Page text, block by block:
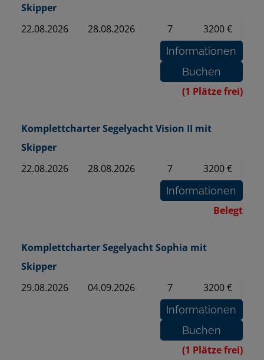
Skipper
22.08.2026
28.08.2026 7 3200 €
(1 Plätze frei)
Komplettcharter Segelyacht Vision II mit
Skipper
22.08.2026
28.08.2026 7 3200 €
Belegt
Komplettcharter Segelyacht Sophia mit
Skipper
29.08.2026
04.09.2026 7 3200 €
(1 Plätze frei)